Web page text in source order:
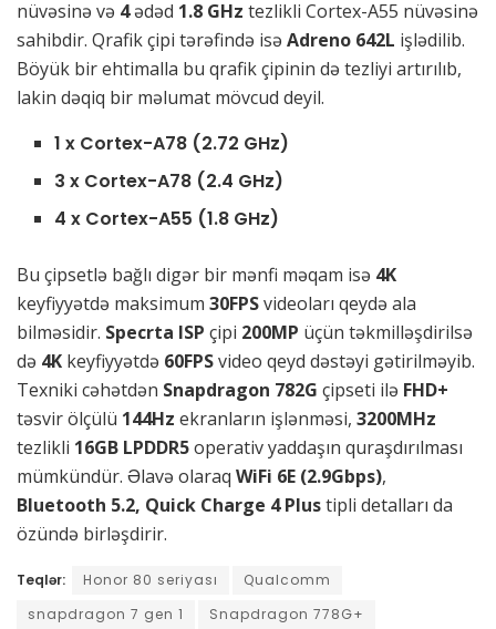
nüvəsinə və 4ədəd 1.8 GHz tezlikli Cortex-A55 nüvəsinə
sahibdir. Qrafik çipi tərəfində isə Adreno 642L işlədilib.
Böyük bir ehtimalla bu qrafik çipinin də tezliyi artırılıb,
lakin dəqiq bir məlumat mövcud deyil.
1 x Cortex-A78 (2.72 GHz)
3 x Cortex-A78 (2.4 GHz)
4 x Cortex-A55 (1.8 GHz)
Bu çipsetlə bağlı digər bir mənfi məqam isə 4K
keyfiyyətdə maksimum 30FPSvideoları qeydə ala
bilməsidir. Specrta ISP çipi 200MP üçün təkmilləşdirilsə
də 4K keyfiyyətdə 60FPSvideo qeyd dəstəyi gətirilməyib.
Texniki cəhətdən Snapdragon 782G çipseti ilə FHD+
təsvir ölçülü 144Hz ekranların işlənməsi, 3200MHz
tezlikli 16GB LPDDR5operativ yaddaşın quraşdırılması
mümkündür. Əlavə olaraq WiFi 6E (2.9Gbps),
Bluetooth 5.2, Quick Charge 4 Plustipli detalları da
özündə birləşdirir.
Teqlər: Honor 80 seriyası
Qualcomm
snapdragon 7 gen 1
Snapdragon 778G+